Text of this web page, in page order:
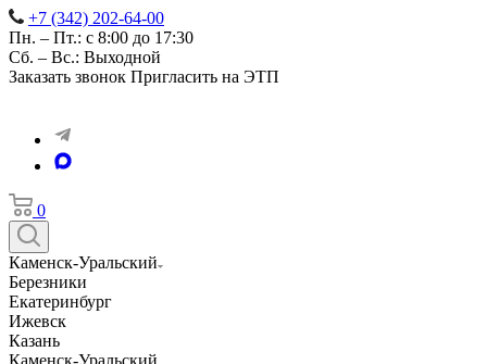
+7 (342) 202-64-00
Пн. – Пт.: с 8:00 до 17:30
Сб. – Вс.: Выходной
Заказать звонок Пригласить на ЭТП
0
Каменск-Уральский
Березники
Екатеринбург
Ижевск
Казань
Каменск-Уральский